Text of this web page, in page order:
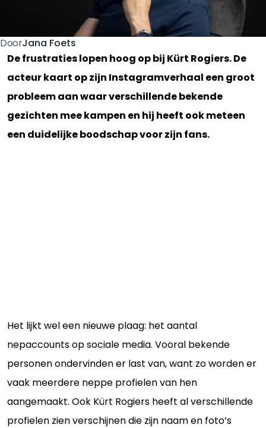
DoorJana Foets
De frustraties lopen hoog op bij Kürt Rogiers. De
acteur kaart op zijn Instagramverhaal een groot
probleem aan waar verschillende bekende
gezichten mee kampen en hij heeft ook meteen
een duidelijke boodschap voor zijn fans.
Het lijkt wel een nieuwe plaag: het aantal
nepaccounts op sociale media. Vooral bekende
personen ondervinden er last van, want zo worden er
vaak meerdere neppe profielen van hen
aangemaakt. Ook Kürt Rogiers heeft al verschillende
profielen zien verschijnen die zijn naam en foto’s